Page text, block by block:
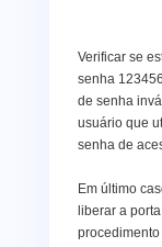
Verificar se
senha
de senha
usuário que
senha de
Em último
liberar a